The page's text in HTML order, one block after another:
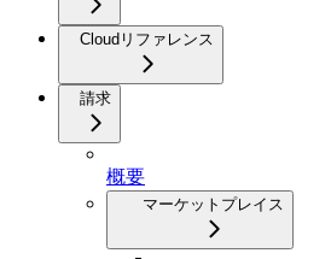
Cloudリファレンス
請求
概要
マーケットプレイス